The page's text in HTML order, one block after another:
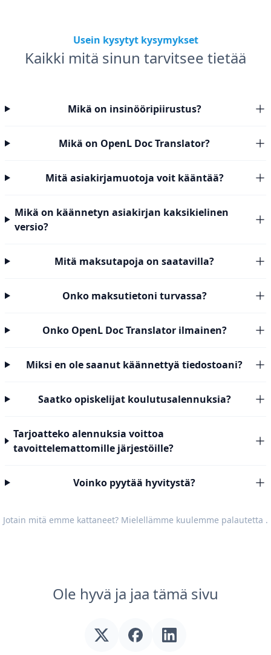
Usein kysytyt kysymykset
Kaikki mitä sinun tarvitsee tietää
Mikä on insinööripiirustus?
Mikä on OpenL Doc Translator?
Mitä asiakirjamuotoja voit kääntää?
Mikä on käännetyn asiakirjan kaksikielinen
versio?
Mitä maksutapoja on saatavilla?
Onko maksutietoni turvassa?
Onko OpenL Doc Translator ilmainen?
Miksi en ole saanut käännettyä tiedostoani?
Saatko opiskelijat koulutusalennuksia?
Tarjoatteko alennuksia voittoa
tavoittelemattomille järjestöille?
Voinko pyytää hyvitystä?
Jotain mitä emme kattaneet? Mielellämme kuulemme palautetta .
Ole hyvä ja jaa tämä sivu